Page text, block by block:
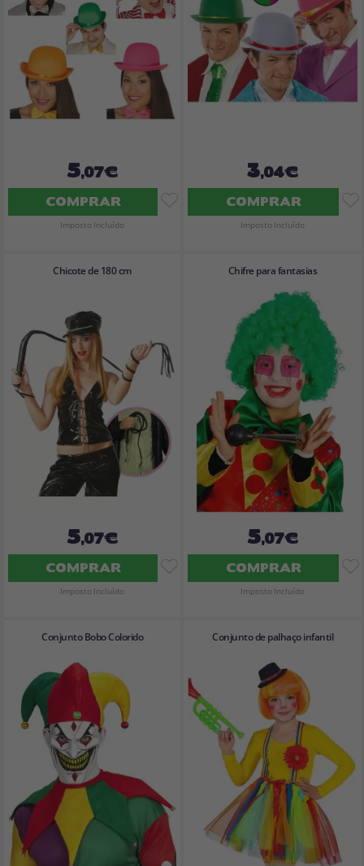
5,07€
COMPRAR
Imposto Incluído
3,04€
COMPRAR
Imposto Incluído
Chicote de 180 cm
5,07€
COMPRAR
Imposto Incluído
Chifre para fantasias
5,07€
COMPRAR
Imposto Incluído
Conjunto Bobo Colorido Conjunto de palhaço infantil